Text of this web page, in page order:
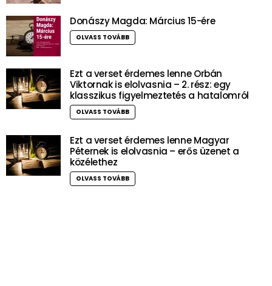
Donászy Magda: Március 15-ére
OLVASS TOVÁBB
Ezt a verset érdemes lenne Orbán
Viktornak is elolvasnia – 2. rész: egy
klasszikus figyelmeztetés a hatalomról
OLVASS TOVÁBB
Ezt a verset érdemes lenne Magyar
Péternek is elolvasnia – erős üzenet a
közélethez
OLVASS TOVÁBB